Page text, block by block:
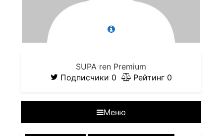
SUPA ren Premium
Подписчики 0 Рейтинг 0
Меню